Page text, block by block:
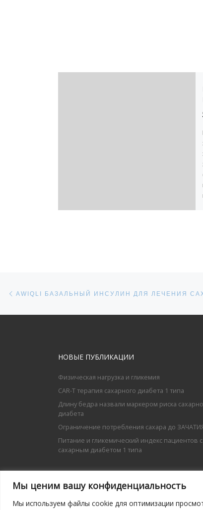
Мы ценим вашу конфиденциальность
Мы используем файлы cookie для оптимизации
НОВЫЕ ПУБЛИКАЦИИ
Физическая нагрузка и гликемия
CAR-T терапия сахарного диабета 1 типа
Длину бедра назвали маркером риска
диабета
Ограничение потребления сахара до
Питание и гликемический индекс пациентов с
сахарным диабетом 1 типа